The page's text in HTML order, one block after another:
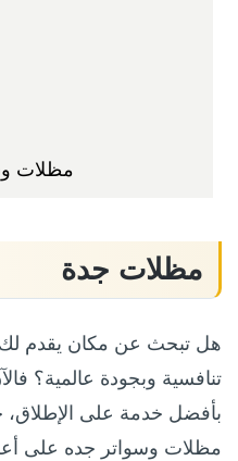
مظلات
مظلات جدة
هل تبحث عن مكان يقدم لك
تنافسية وبجودة عالمية؟
بأفضل خدمة على الإطلاق،
مظلات وسواتر جده على